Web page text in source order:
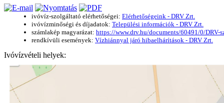
ivóvíz-szolgáltató elérhetőségei: Elérhetőségeink - DRV Zrt.
ivóvízminőségi és díjadatok: Települési információk - DRV Zrt.
számlakép magyarázat: https://www.drv.hu/documents/60491/0/
rendkívüli események: Vízhiánnyal járó hibaelhárítások - DRV Zrt.
Ivóvízvételi helyek: